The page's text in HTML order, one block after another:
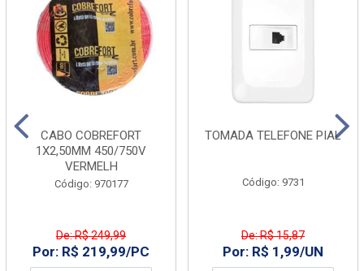
CABO COBREFORT
1X2,50MM 450/750V
VERMELH
Código: 970177
De: R$ 249,99
Por: R$ 219,99/PC
TOMADA TELEFONE PIAL
Código: 9731
De: R$ 15,87
Por: R$ 1,99/UN